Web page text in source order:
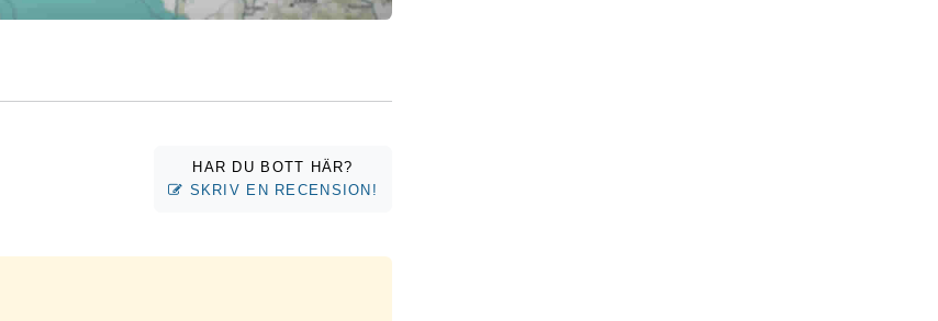
HAR DU BOTT HÄR?
SKRIV EN RECENSION!